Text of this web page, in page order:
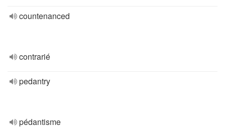
countenanced
contrarié
pedantry
pédantisme